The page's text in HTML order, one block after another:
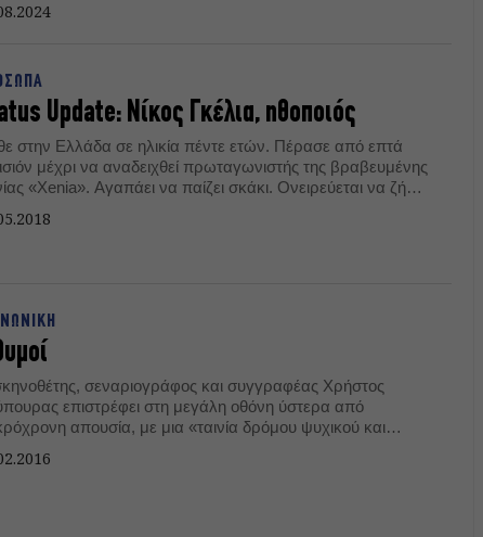
Update: Νίκος Γκέλια, ηθοποιός
στην Ελλάδα σε ηλικία πέντε ετών. Πέρασε από επτά
μέχρι να αναδειχθεί πρωταγωνιστής της βραβευμένης
«Xenia». Αγαπάει να παίζει σκάκι. Ονειρεύεται να ζήσει
σεναριογράφος και συγγραφέας Χρήστος
επιστρέφει στη μεγάλη οθόνη ύστερα από
απουσία, με μια «ταινία δρόμου ψυχικού και